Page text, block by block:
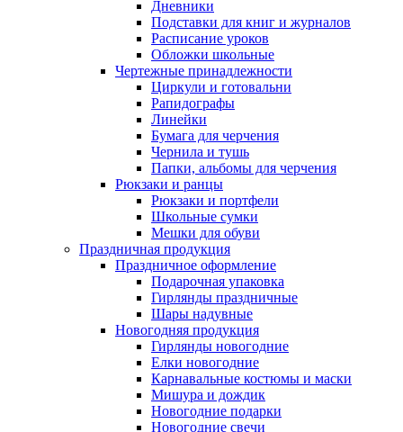
Дневники
Подставки для книг и журналов
Расписание уроков
Обложки школьные
Чертежные принадлежности
Циркули и готовальни
Рапидографы
Линейки
Бумага для черчения
Чернила и тушь
Папки, альбомы для черчения
Рюкзаки и ранцы
Рюкзаки и портфели
Школьные сумки
Мешки для обуви
Праздничная продукция
Праздничное оформление
Подарочная упаковка
Гирлянды праздничные
Шары надувные
Новогодняя продукция
Гирлянды новогодние
Елки новогодние
Карнавальные костюмы и маски
Мишура и дождик
Новогодние подарки
Новогодние свечи